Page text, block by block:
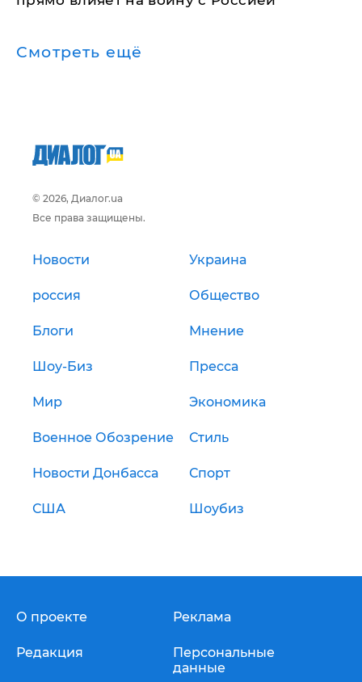
Смотреть ещё
© 2026, Диалог.ua
Все права защищены.
Новости Украина
россия Общество
Блоги Мнение
Шоу-Биз Пресса
Мир Экономика
Военное Обозрение Стиль
Новости Донбасса Спорт
США Шоубиз
О проекте
Редакция
Реклама
Персональные
данные